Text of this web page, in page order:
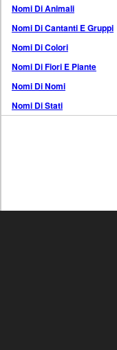
Nomi Di Animali
Nomi Di Cantanti E Gruppi
Nomi Di Colori
Nomi Di Fiori E Piante
Nomi Di Nomi
Nomi Di Stati